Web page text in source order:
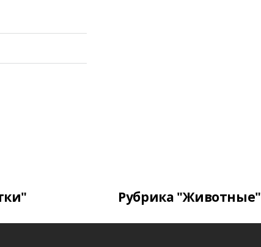
Рубрика "Животные"